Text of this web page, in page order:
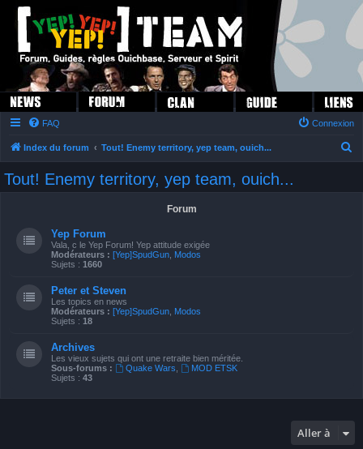
FAQ Connexion
Index du forum Tout! Enemy territory, yep team, ouich...
Tout! Enemy territory, yep team, ouich...
Forum
Yep Forum
Vala, c le Yep Forum! Yep attitude exigée
Modérateurs : [Yep]SpudGun Modos
Sujets : 1660
Peter et Steven
Les topics en news
Modérateurs : [Yep]SpudGun Modos
Sujets : 18
Archives
Les vieux sujets qui ont une retraite bien méritée.
Sous-forums :
Quake Wars
MOD ETSK
Sujets : 43
Aller à